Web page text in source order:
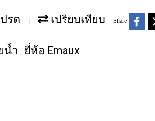
รด เปรียบเทียบ Share
น้ำ ยี่ห้อ Emaux